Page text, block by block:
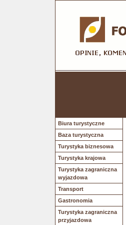
Biura turystyczne
Baza turystyczna
Turystyka biznesowa
Turystyka krajowa
Turystyka zagraniczna
wyjazdowa
Transport
Gastronomia
Turystyka zagraniczna
przyjazdowa